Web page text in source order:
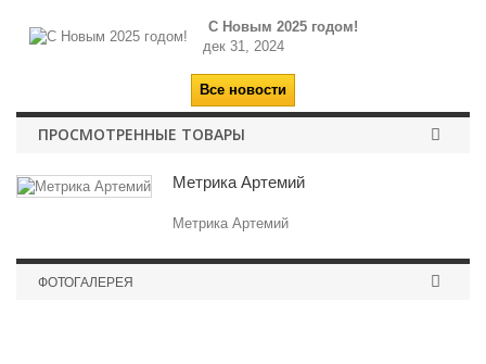
С Новым 2025 годом!
дек 31, 2024
Все новости
ПРОСМОТРЕННЫЕ ТОВАРЫ
Метрика Артемий
Метрика Артемий
ФОТОГАЛЕРЕЯ